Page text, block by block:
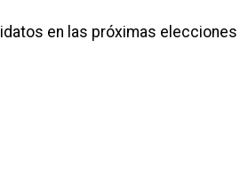
en las próximas elecciones